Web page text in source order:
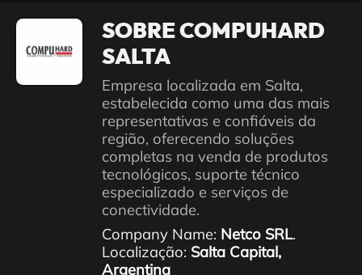
SOBRE COMPUHARD
SALTA
Empresa localizada em Salta,
estabelecida como uma das mais
representativas e confiáveis ​​da
região, oferecendo soluções
completas na venda de produtos
tecnológicos, suporte técnico
especializado e serviços de
conectividade.
Company Name: Netco SRL.
Localização: Salta Capital,
Argentina